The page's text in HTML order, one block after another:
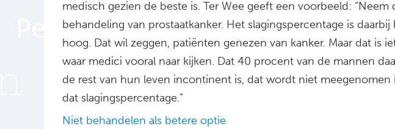
medisch gezien de beste is. Ter Wee geeft een voorbeeld: “Neem
behandeling van prostaatkanker. Het slagingspercentage is daarbij
hoog. Dat wil zeggen, patiënten genezen van kanker. Maar dat is
waar medici vooral naar kijken. Dat 40 procent van de mannen
de rest van hun leven incontinent is, dat wordt niet meegenomen
dat slagingspercentage.”
Niet behandelen als betere optie